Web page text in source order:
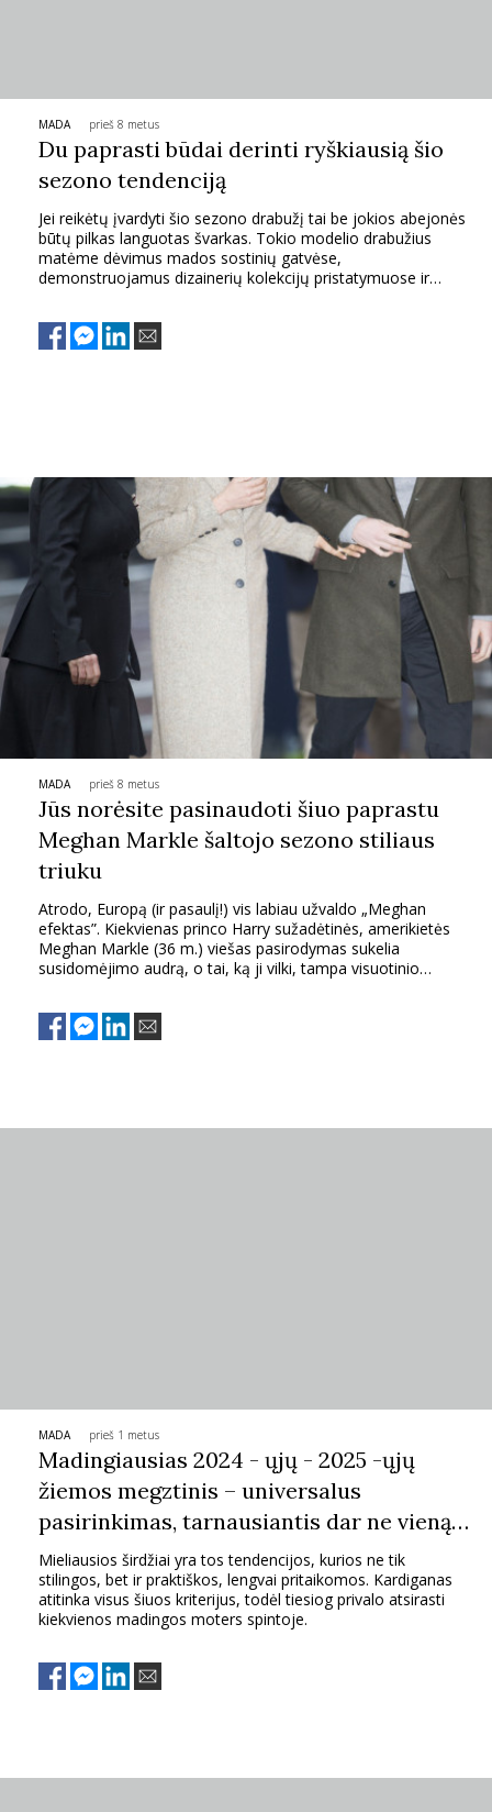
VAIKAI
NELAIMĖS
KONTAKTAI
PRENUMERUOK
NAUJIENLAIŠKĮ
Prenumeruodami portalą,
Jūs sutinkate su
taisyklėmis
MADA prieš 8 metus
Du paprasti būdai derinti ryškiausią šio
sezono tendenciją
Jei reikėtų įvardyti šio sezono drabužį tai be jokios abejonės
būtų pilkas languotas švarkas. Tokio modelio drabužius
matėme dėvimus mados sostinių gatvėse,
demonstruojamus dizainerių kolekcijų pristatymuose ir
drabužiai – viena ryškiausių sezono tendencijų, kuri bus
aktuali ir pavasarį. Jei dar nepavyko jos prisijaukinti, dabar –
MADA prieš 8 metus
Jūs norėsite pasinaudoti šiuo paprastu
Meghan Markle šaltojo sezono stiliaus
triuku
Atrodo, Europą (ir pasaulį!) vis labiau užvaldo „Meghan
efektas”. Kiekvienas princo Harry sužadėtinės, amerikietės
Meghan Markle (36 m.) viešas pasirodymas sukelia
susidomėjimo audrą, o tai, ką ji vilki, tampa visuotinio
MADA prieš 1 metus
Madingiausias 2024 - ųjų - 2025 -ųjų
žiemos megztinis – universalus
pasirinkimas, tarnausiantis dar ne vieną
sezoną
Mieliausios širdžiai yra tos tendencijos, kurios ne tik
stilingos, bet ir praktiškos, lengvai pritaikomos. Kardiganas
atitinka visus šiuos kriterijus, todėl tiesiog privalo atsirasti
kiekvienos madingos moters spintoje.